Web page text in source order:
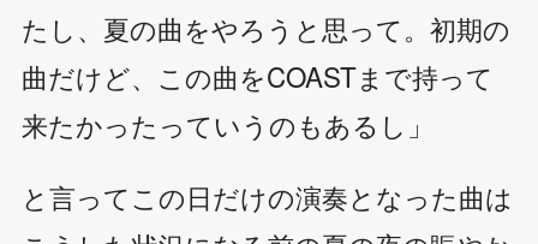
たし、夏の曲をやろうと思って。初期の
曲だけど、この曲をCOASTまで持って
来たかったっていうのもあるし」
と言ってこの日だけの演奏となった曲は